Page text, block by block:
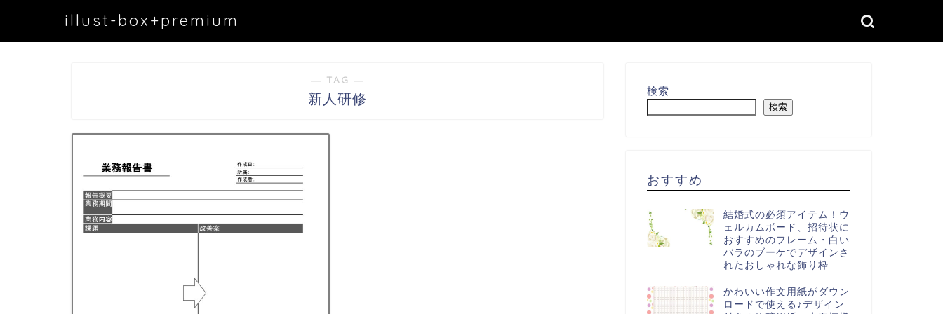
illust-box+premium
― TAG ―
新人研修
検索
検索
おすすめ
結婚式の必須アイテム！ウ
ェルカムボード、招待状に
おすすめのフレーム・白い
バラのブーケでデザインさ
れたおしゃれな飾り枠
かわいい作文用紙がダウン
ロードで使える♪デザイン